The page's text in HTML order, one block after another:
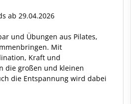
ab 29.04.2026
und Übungen aus Pilates,
Mit
Kraft und
die großen und kleinen
die Entspannung wird dabei